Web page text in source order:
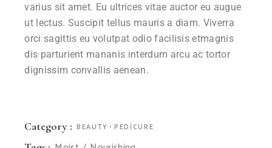
varius sit amet. Eu ultrices vitae auctor eu augue
ut lectus. Suscipit tellus mauris a diam. Viverra
orci sagittis eu volutpat odio facilisis etmagnis
dis parturient mananis interdum arcu ac tortor
dignissim convallis aenean.
Category : BEAUTY PEDICURE